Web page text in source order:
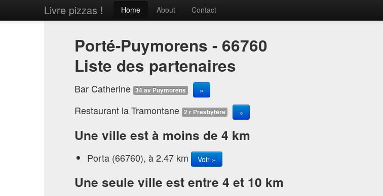
Livre pizzas ! Home About Contact
Porté-Puymorens - 66760
Liste des partenaires
Bar Catherine 34 av Puymorens »
Restaurant la Tramontane 2 r Presbytère »
Une ville est à moins de 4 km
Porta (66760), à 2.47 km Voir »
Une seule ville est entre 4 et 10 km